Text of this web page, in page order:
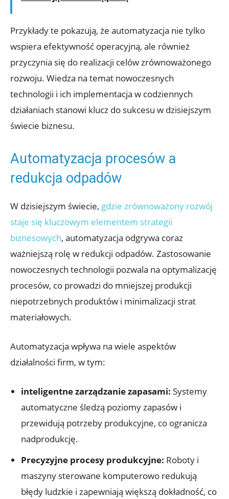
Przykłady te pokazują, że automatyzacja nie tylko
wspiera efektywność operacyjną, ale również
przyczynia się do realizacji celów zrównoważonego
rozwoju. Wiedza na temat nowoczesnych
technologii i ich implementacja w codziennych
działaniach stanowi klucz do sukcesu w dzisiejszym
świecie biznesu.
Automatyzacja procesów a
redukcja odpadów
W dzisiejszym świecie, gdzie zrównoważony rozwój
staje się kluczowym elementem strategii
biznesowych, automatyzacja odgrywa coraz
ważniejszą rolę w redukcji odpadów. Zastosowanie
nowoczesnych technologii pozwala na optymalizację
procesów, co prowadzi do mniejszej produkcji
niepotrzebnych produktów i minimalizacji strat
materiałowych.
Automatyzacja wpływa na wiele aspektów
działalności firm, w tym:
inteligentne zarządzanie zapasami: Systemy
automatyczne śledzą poziomy zapasów i
przewidują potrzeby produkcyjne, co ogranicza
nadprodukcję.
Precyzyjne procesy produkcyjne: Roboty i
maszyny sterowane komputerowo redukują
błędy ludzkie i zapewniają większą dokładność, co